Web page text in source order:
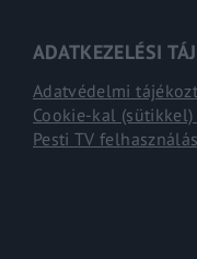
ADATKEZELÉSI
Adatvédelmi
Cookie-kal
Pesti TV